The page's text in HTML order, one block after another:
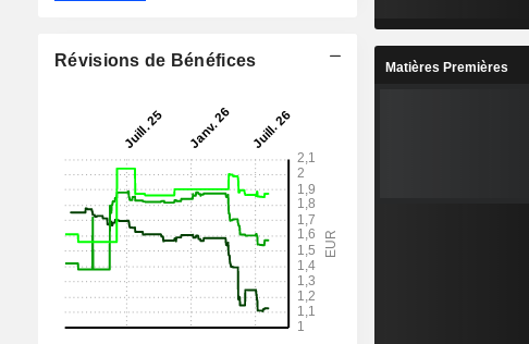
Révisions de Bénéfices Matières Premières